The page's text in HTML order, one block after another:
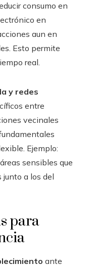
consumo en
en
aun en
Esto permite
real.
y redes
entre
vecinales
Ejemplo:
sensibles que
junto a los del
para
ante